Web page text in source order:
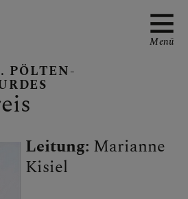
DIE PFARRE
PÖLTEN-
Menü
Leitung: Marianne
Kisiel